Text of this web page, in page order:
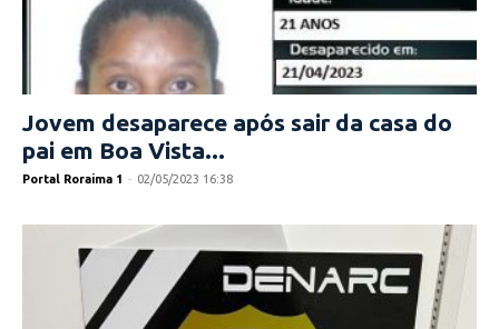
Jovem desaparece após sair da casa do
pai em Boa Vista...
Portal Roraima 1 - 02/05/2023 16:38